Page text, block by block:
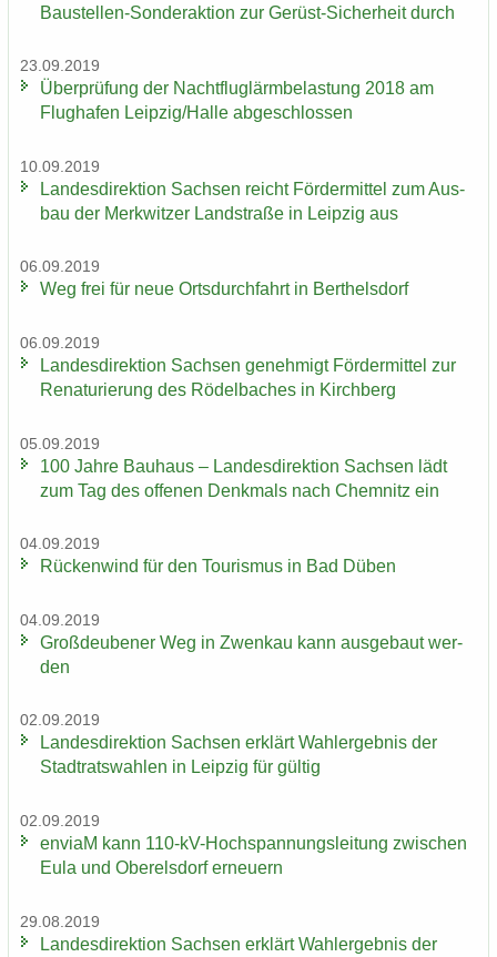
Baustellen-​Sonderaktion zur Gerüst-​Sicherheit durch
23.09.2019
Über­prü­fung der Nacht­flug­lärm­be­las­tung 2018 am
Flug­ha­fen Leip­zig/Halle ab­ge­schlos­sen
10.09.2019
Lan­des­di­rek­ti­on Sach­sen reicht För­der­mit­tel zum Aus­
bau der Merk­wit­zer Land­stra­ße in Leip­zig aus
06.09.2019
Weg frei für neue Orts­durch­fahrt in Bert­hels­dorf
06.09.2019
Lan­des­di­rek­ti­on Sach­sen ge­neh­migt För­der­mit­tel zur
Re­na­tu­rie­rung des Rö­del­ba­ches in Kirch­berg
05.09.2019
100 Jahre Bau­haus – Lan­des­di­rek­ti­on Sach­sen lädt
zum Tag des of­fe­nen Denk­mals nach Chem­nitz ein
04.09.2019
Rü­cken­wind für den Tou­ris­mus in Bad Düben
04.09.2019
Groß­deu­be­ner Weg in Zwenkau kann aus­ge­baut wer­
den
02.09.2019
Lan­des­di­rek­ti­on Sach­sen er­klärt Wahl­er­geb­nis der
Stadt­rats­wah­len in Leip­zig für gül­tig
02.09.2019
en­viaM kann 110-​kV-Hochspannungsleitung zwi­schen
Eula und Ober­els­dorf er­neu­ern
29.08.2019
Lan­des­di­rek­ti­on Sach­sen er­klärt Wahl­er­geb­nis der